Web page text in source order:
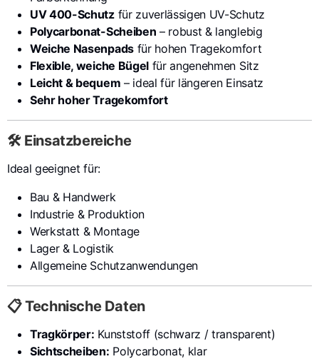
UV 400-Schutzfür zuverlässigen UV-Schutz
Polycarbonat-Scheiben – robust & langlebig
Weiche Nasenpadsfür hohen Tragekomfort
Flexible, weiche Bügelfür angenehmen Sitz
Leicht & bequem – ideal für längeren Einsatz
Sehr hoher Tragekomfort
🛠️ Einsatzbereiche
Ideal geeignet für:
Bau & Handwerk
Industrie & Produktion
Werkstatt & Montage
Lager & Logistik
Allgemeine Schutzanwendungen
📋 Technische Daten
Tragkörper: Kunststoff (schwarz / transparent)
Sichtscheiben: Polycarbonat, klar